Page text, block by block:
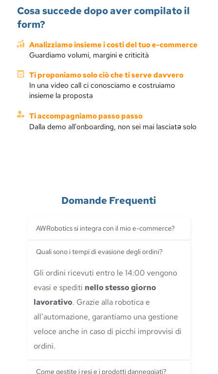
Cosa succede dopo aver compilato il
form?
Analizziamo insieme i costi del tuo e-commerce
Guardiamo volumi, margini e criticità
Ti proponiamo solo ciò che ti serve davvero
In una video call ci conosciamo e costruiamo
insieme la proposta
Ti accompagniamo passo passo
Dalla demo all'onboarding, non sei mai lasciatə solo
Domande Frequenti
AWRobotics si integra con il mio e-commerce?
Sì, AWRobotics si integra perfettamente
integrazioni personalizzate tramite API o
connettori.
Quali sono i tempi di evasione degli ordini?
Gli ordini ricevuti entro le 14:00 vengono
evasi e spediti nello stesso giorno
lavorativo. Grazie alla robotica e
all’automazione, garantiamo una gestione
veloce anche in caso di picchi improvvisi di
ordini.
Come gestite i resi e i prodotti danneggiati?